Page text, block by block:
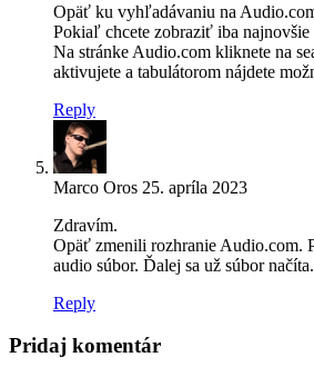
Opäť ku vyhľadávaniu na
Pokiaľ chcete zobraziť iba
Na stránke Audio.com kliknete na
aktivujete a tabulátorom nájdete
Reply
Marco Oros 25. apríla 2023
Zdravím.
Opäť zmenili rozhranie Audio.com.
audio súbor. Ďalej sa už súbor
Reply
Pridaj komentár